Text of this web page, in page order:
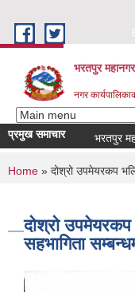
भरतपुर
नगर
प्रमुख समाचार भरतपुर
You are
Home » दोश्रो उपमेयरकप
दोश्रो उपमेयरकप
सहभागिता